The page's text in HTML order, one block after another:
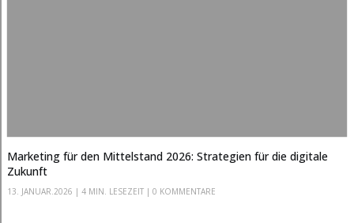
Marketing für den Mittelstand 2026: Strategien für die digitale
Zukunft
13. JANUAR.2026 | 4 MIN. LESEZEIT| 0 KOMMENTARE